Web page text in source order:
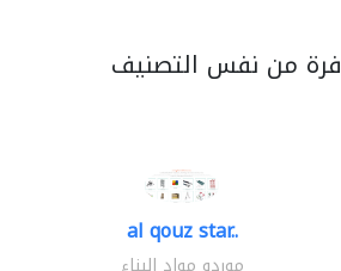
من نفس التصنيف
al qouz star..